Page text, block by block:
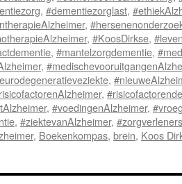
, #dementiezorglast,
,
, #KoosDirkse,
, #mantelzorgdementie,
,
,
,
, #voedingenAlzheimer,
, #ziektevanAlzheimer,
, Boekenkompas, brein, Koos